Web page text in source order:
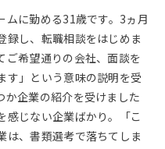
ムに勤める31歳です。3ヵ月
録し、転職相談をはじめま
希望通りの会社、面談を
す」という意味の説明を受
か企業の紹介を受けました
感じない企業ばかり。「こ
は、書類選考で落ちてしま